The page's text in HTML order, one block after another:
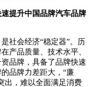
速提升中国品牌汽车品牌
社会经济“稳定器”。历
产品质量、技术水平、
品牌，具备了品牌快速
品牌力差距大，“廉
出，难以全面满足消费